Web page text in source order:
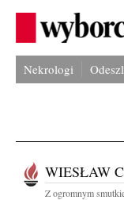
Nekrologi
WIESŁAW
Z ogromnym